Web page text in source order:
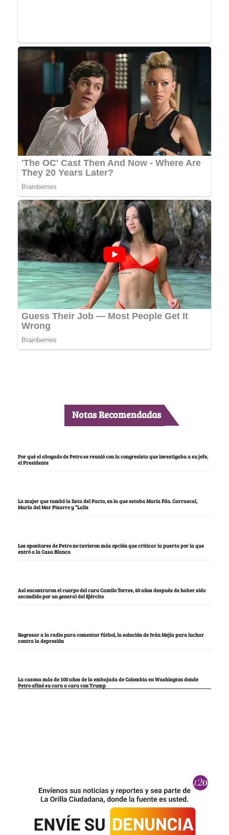
Notas Recomendadas
Por qué el abogado de Petro se reunió con la congresista que investigaba a su jefe,
el Presidente
La mujer que tumbó la lista del Pacto, en la que estaba María Fda. Carrascal,
María del Mar Pizarro y “Lalis
Los opositores de Petro no tuvieron más opción que criticar la puerta por la que
entró a la Casa Blanca
Así encontraron el cuerpo del cura Camilo Torres, 60 años después de haber sido
escondido por un general del Ejército
Regresar a la radio para comentar fútbol, la solución de Iván Mejía para luchar
contra la depresión
La casona más de 100 años de la embajada de Colombia en Washington donde
Petro afinó su cara a cara con Trump